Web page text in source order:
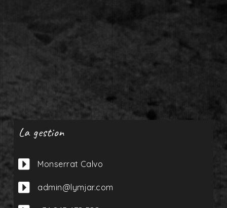
La gestion
 Monserrat Calvo
 admin@lymjar.com